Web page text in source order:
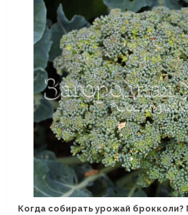
Когда собирать урожай